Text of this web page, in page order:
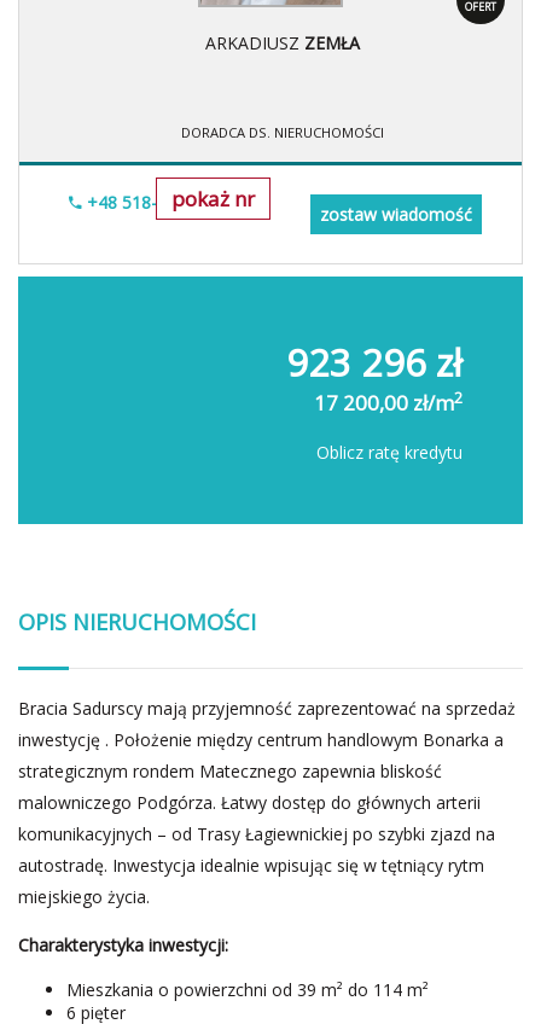
OFERT
ARKADIUSZ ZEMŁA
DORADCA DS. NIERUCHOMOŚCI
pokaż nr
+48 518-706-552
zostaw wiadomość
923 296 zł
17 200,00 zł/m2
Oblicz ratę kredytu
OPIS NIERUCHOMOŚCI
Bracia Sadurscy mają przyjemność zaprezentować na sprzedaż
inwestycję . Położenie między centrum handlowym Bonarka a
strategicznym rondem Matecznego zapewnia bliskość
malowniczego Podgórza. Łatwy dostęp do głównych arterii
komunikacyjnych – od Trasy Łagiewnickiej po szybki zjazd na
autostradę. Inwestycja idealnie wpisując się w tętniący rytm
miejskiego życia.
Charakterystyka inwestycji:
Mieszkania o powierzchni od 39 m² do 114 m²
6 pięter